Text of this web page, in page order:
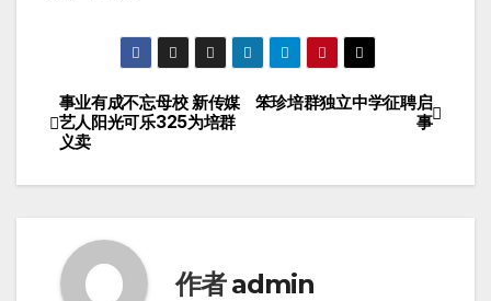
笨珍培群独立中学征聘启
事
事业有成不忘母校 新传媒
艺人阳光可乐325为培群
义卖
作者admin